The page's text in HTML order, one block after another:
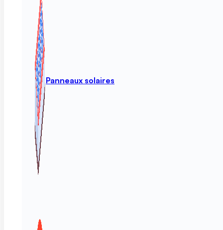
Panneaux solaires